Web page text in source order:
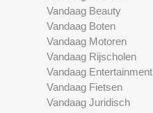
Vandaag Beauty
Vandaag Boten
Vandaag Motoren
Vandaag Rijscholen
Vandaag Entertainment
Vandaag Fietsen
Vandaag Juridisch